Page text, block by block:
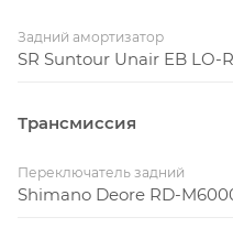
Задний амортизатор
SR Suntour Unair EB LO-R
Трансмиссия
Переключатель задний
Shimano Deore RD-